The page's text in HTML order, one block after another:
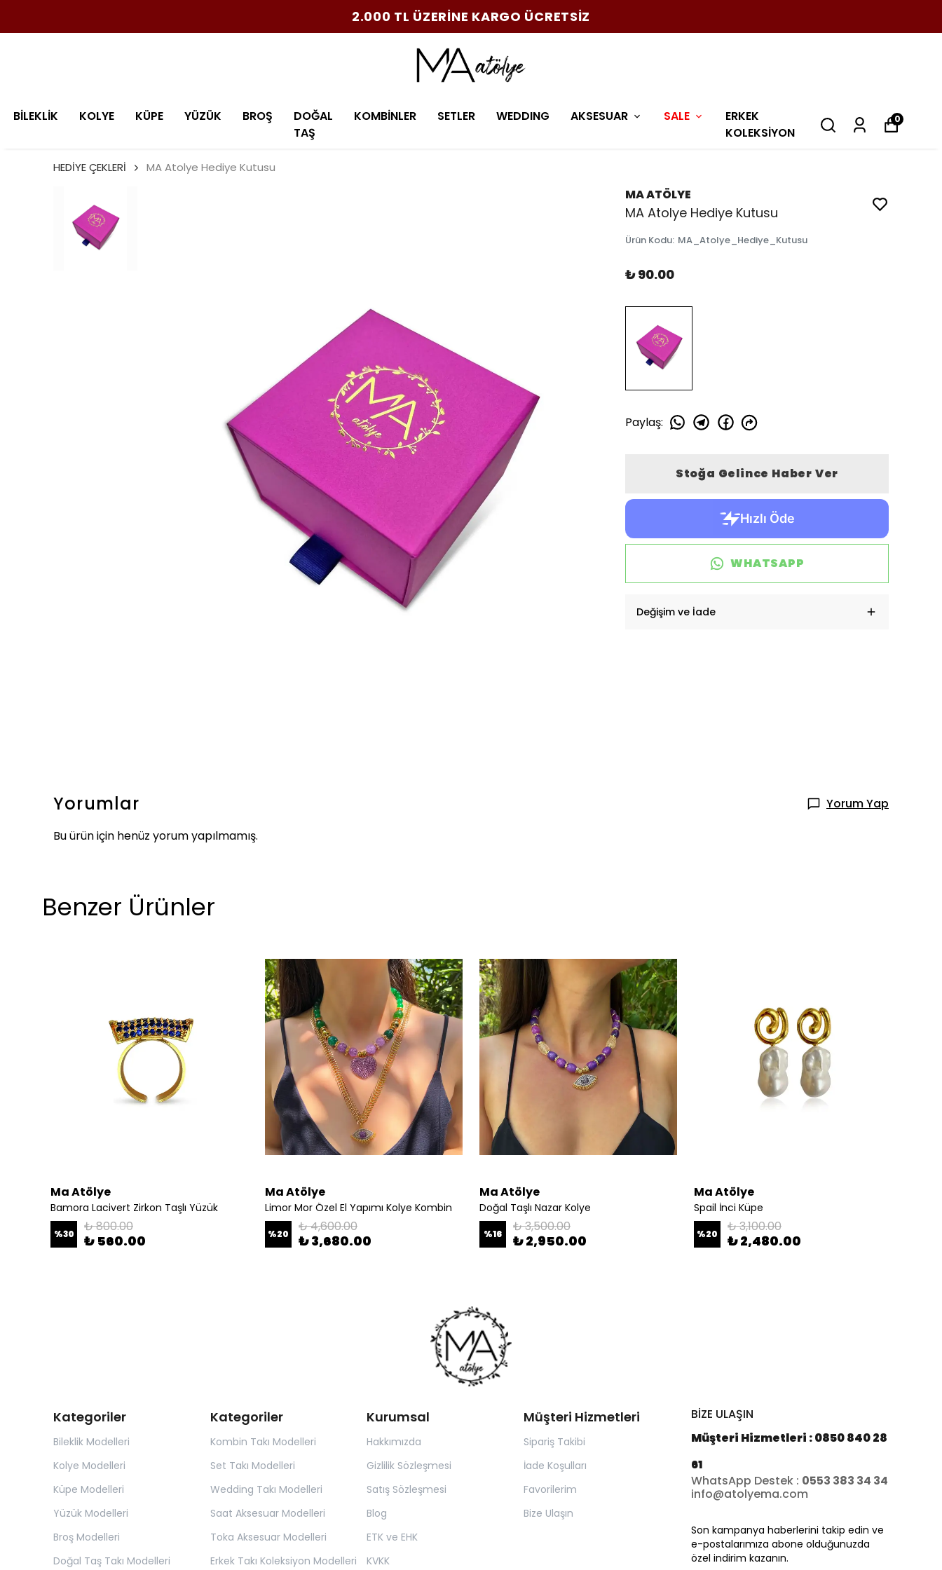
2.000 TL ÜZERİNE KARGO ÜCRETSİZ
BİLEKLİK KOLYE KÜPE YÜZÜK BROŞ
DOĞAL
TAŞ
KOMBİNLER SETLER WEDDING AKSESUAR SALE
ERKEK
KOLEKSİYON
0
HEDİYE ÇEKLERİ MA Atolye Hediye Kutusu
MA ATÖLYE
MA Atolye Hediye Kutusu
Ürün Kodu: MA_Atolye_Hediye_Kutusu
₺ 90.00
Paylaş:
Stoğa Gelince Haber Ver
WHATSAPP
Değişim ve İade
Yorumlar
Yorum Yap
Bu ürün için henüz yorum yapılmamış.
Benzer Ürünler
Ma Atölye
Bamora Lacivert Zirkon Taşlı Yüzük
%30 ₺ 800.00
₺ 560.00
Ma Atölye
Limor Mor Özel El Yapımı Kolye Kombin
%20 ₺ 4,600.00
₺ 3,680.00
Ma Atölye
Doğal Taşlı Nazar Kolye
%16 ₺ 3,500.00
₺ 2,950.00
Ma Atölye
Spail İnci Küpe
%20 ₺ 3,100.00
₺ 2,480.00
Kategoriler
Bileklik Modelleri
Kolye Modelleri
Küpe Modelleri
Yüzük Modelleri
Broş Modelleri
Doğal Taş Takı Modelleri
Kategoriler
Kombin Takı Modelleri
Set Takı Modelleri
Wedding Takı Modelleri
Saat Aksesuar Modelleri
Toka Aksesuar Modelleri
Erkek Takı Koleksiyon Modelleri
Kurumsal
Hakkımızda
Gizlilik Sözleşmesi
Satış Sözleşmesi
Blog
ETK ve EHK
KVKK
Müşteri Hizmetleri
Sipariş Takibi
İade Koşulları
Favorilerim
Bize Ulaşın
BİZE ULAŞIN
Müşteri Hizmetleri : 0850 840 28
61
WhatsApp Destek : 0553 383 34 34
info@atolyema.com
Son kampanya haberlerini takip edin ve
e-postalarımıza abone olduğunuzda
özel indirim kazanın.